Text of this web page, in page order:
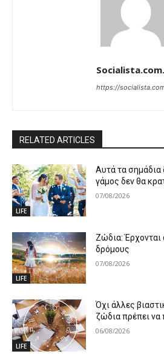
https://
RELATED ARTICLES
LIFE
Αυτά τα σημάδια
γάμος δεν θα
07/08/2026
LIFE
Ζώδια: Έρχονται
δρόμους
07/08/2026
LIFE
Όχι άλλες
ζώδια πρέπει να
06/08/2026